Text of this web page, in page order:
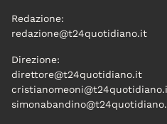
Redazione:
redazione@t24quotidiano.it
Direzione:
direttore@t24quotidiano.it